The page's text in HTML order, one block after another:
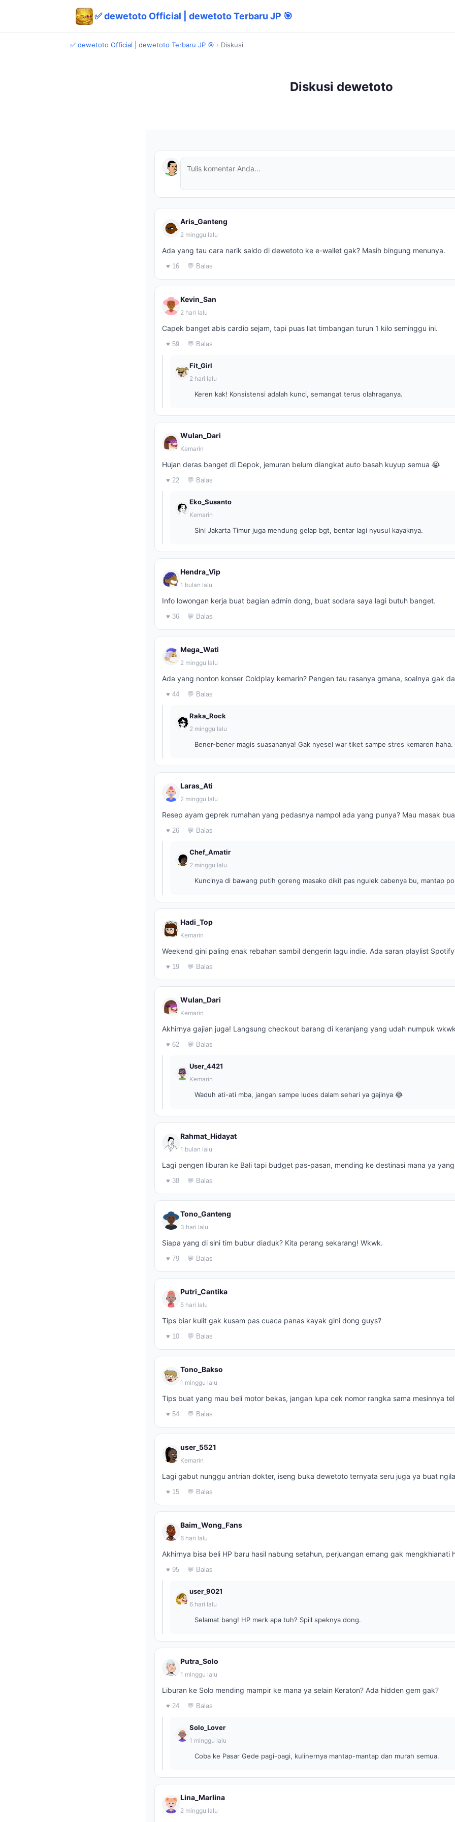
✅ dewetoto Official | dewetoto Terbaru JP 🎯
✅ dewetoto Official | dewetoto Terbaru JP 🎯 › Diskusi
Diskusi dewetoto
Aris_Ganteng
2 minggu lalu
Ada yang tau cara narik saldo di dewetoto ke e-wallet gak? Masih bingung menunya.
♥ 16 💬 Balas
Kevin_San
2 hari lalu
Capek banget abis cardio sejam, tapi puas liat timbangan turun 1 kilo seminggu ini.
♥ 59 💬 Balas
Fit_Girl
2 hari lalu
Keren kak! Konsistensi adalah kunci, semangat terus olahraganya.
Wulan_Dari
Kemarin
Hujan deras banget di Depok, jemuran belum diangkat auto basah kuyup semua 😭
♥ 22 💬 Balas
Eko_Susanto
Kemarin
Sini Jakarta Timur juga mendung gelap bgt, bentar lagi nyusul kayaknya.
Hendra_Vip
1 bulan lalu
Info lowongan kerja buat bagian admin dong, buat sodara saya lagi butuh banget.
♥ 36 💬 Balas
Mega_Wati
2 minggu lalu
Ada yang nonton konser Coldplay kemarin? Pengen tau rasanya gmana, soalnya gak
♥ 44 💬 Balas
Raka_Rock
2 minggu lalu
Bener-bener magis suasananya! Gak nyesel war tiket sampe stres kemaren haha.
Laras_Ati
2 minggu lalu
Resep ayam geprek rumahan yang pedasnya nampol ada yang punya? Mau masak
♥ 26 💬 Balas
Chef_Amatir
2 minggu lalu
Kuncinya di bawang putih goreng masako dikit pas ngulek cabenya bu, mantap
Hadi_Top
Kemarin
Weekend gini paling enak rebahan sambil dengerin lagu indie. Ada saran playlist
♥ 19 💬 Balas
Wulan_Dari
Kemarin
Akhirnya gajian juga! Langsung checkout barang di keranjang yang udah numpuk
♥ 62 💬 Balas
User_4421
Kemarin
Waduh ati-ati mba, jangan sampe ludes dalam sehari ya gajinya 😂
Rahmat_Hidayat
1 bulan lalu
Lagi pengen liburan ke Bali tapi budget pas-pasan, mending ke destinasi mana ya
♥ 38 💬 Balas
Tono_Ganteng
3 hari lalu
Siapa yang di sini tim bubur diaduk? Kita perang sekarang! Wkwk.
♥ 79 💬 Balas
Putri_Cantika
5 hari lalu
Tips biar kulit gak kusam pas cuaca panas kayak gini dong guys?
♥ 10 💬 Balas
Tono_Bakso
1 minggu lalu
Tips buat yang mau beli motor bekas, jangan lupa cek nomor rangka sama mesinnya
♥ 54 💬 Balas
user_5521
Kemarin
Lagi gabut nunggu antrian dokter, iseng buka dewetoto ternyata seru juga ya buat
♥ 15 💬 Balas
Baim_Wong_Fans
6 hari lalu
Akhirnya bisa beli HP baru hasil nabung setahun, perjuangan emang gak mengkhianati
♥ 95 💬 Balas
user_9021
6 hari lalu
Selamat bang! HP merk apa tuh? Spill speknya dong.
Putra_Solo
1 minggu lalu
Liburan ke Solo mending mampir ke mana ya selain Keraton? Ada hidden gem gak?
♥ 24 💬 Balas
Solo_Lover
1 minggu lalu
Coba ke Pasar Gede pagi-pagi, kulinernya mantap-mantap dan murah semua.
Lina_Marlina
2 minggu lalu